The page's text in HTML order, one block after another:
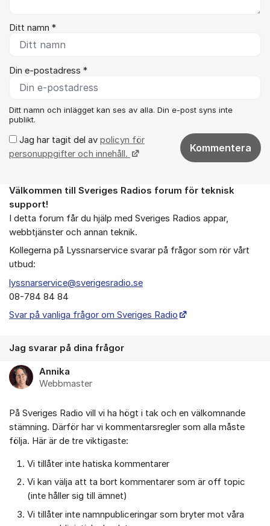
Ditt namn *
Din e-postadress *
Ditt namn och inlägget kan ses av alla. Din e-post syns inte
publikt.
Jag har tagit del av policyn för
personuppgifter och innehåll.
Kommentera
Om forumet
Välkommen till Sveriges Radios forum för teknisk
support!
I detta forum får du hjälp med Sveriges Radios appar,
webbtjänster och annan teknik.
Kollegerna på Lyssnarservice svarar på frågor som rör vårt
utbud:
lyssnarservice@sverigesradio.se
08-784 84 84
Svar på vanliga frågor om Sveriges Radio
Jag svarar på dina frågor
Annika
Webbmaster
På Sveriges Radio vill vi ha högt i tak och en välkomnande
stämning. Därför har vi kommentarsregler som alla måste
följa. Här är de tre viktigaste:
Vi tillåter inte hatiska kommentarer
Vi kan välja att ta bort kommentarer som är off topic
(inte håller sig till ämnet)
Vi tillåter inte namnpubliceringar som bryter mot våra